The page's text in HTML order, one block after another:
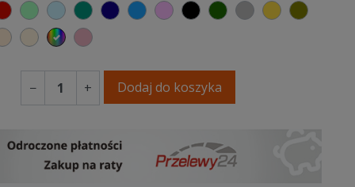
czerwony
miętowybłękitnyturkusowy
granatowy
niebieski
różowyczarnybutelkowa zieleń
szary
niebieski
ciepły kremowy
ecru beżowy
wybór koloru
brudny róż
− + Dodaj do koszyka